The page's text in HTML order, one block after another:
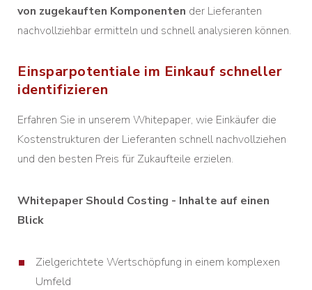
von zugekauften Komponenten der Lieferanten
nachvollziehbar ermitteln und schnell analysieren können.
Einsparpotentiale im Einkauf schneller
identifizieren
Erfahren Sie in unserem Whitepaper, wie Einkäufer die
Kostenstrukturen der Lieferanten schnell nachvollziehen
und den besten Preis für Zukaufteile erzielen.
Whitepaper Should Costing - Inhalte auf einen
Blick
Zielgerichtete Wertschöpfung in einem komplexen
Umfeld